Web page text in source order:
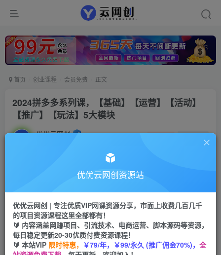
首页 创业课程 会员免费 正文
2024拼多多系列课，【基础】【运营】【活动】
【推广】【玩法】5大模块
优优云网创 私信
云币9.9云币99
会员免费
优优云网创资源站
优优云网创 | 专注优质VIP网课资源分享，市面上收费几百几千
的项目资源课程这里全部都有！
🔰 内容涵盖网赚项目、引流技术、电商运营、脚本源码等资源，
每日稳定更新20-30优质付费资源课程！
🔰 本站VIP 限时特惠， ￥79/年，￥99/永久 (推广佣金70%)， 全